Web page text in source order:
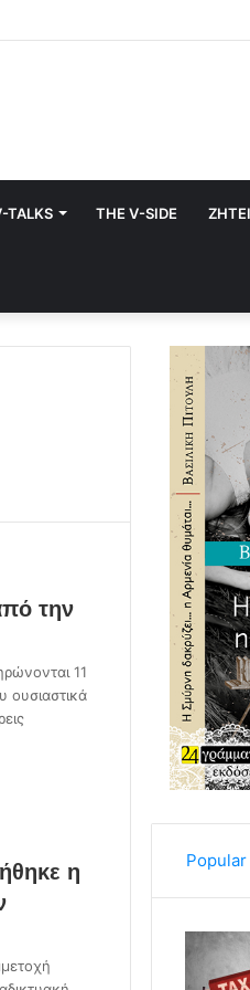
TALKS THE V-SIDE
την
11
ουσιαστικά
η
Popular